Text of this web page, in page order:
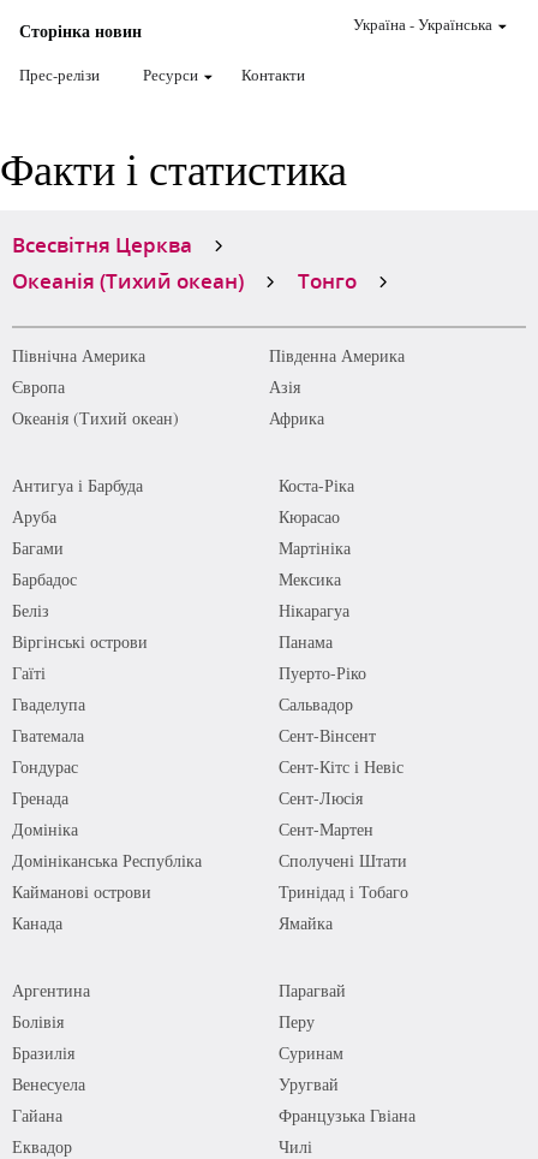
Сторінка новин
Прес-релізи Ресурси Контакти
Україна-Українська
Факти і статистика
Всесвітня Церква
Океанія (Тихий океан)
Тонго
Північна Америка
Південна Америка
Європа
Азія
Океанія (Тихий океан)
Африка
Антигуа і Барбуда
Аруба
Багами
Барбадос
Беліз
Віргінські острови
Гаїті
Гваделупа
Гватемала
Гондурас
Гренада
Домініка
Домініканська Республіка
Кайманові острови
Канада
Коста-Ріка
Кюрасао
Мартініка
Мексика
Нікарагуа
Панама
Пуерто-Ріко
Сальвадор
Сент-Вінсент
Сент-Кітс і Невіс
Сент-Люсія
Сент-Мартен
Сполучені Штати
Тринідад і Тобаго
Ямайка
Аргентина
Болівія
Бразилія
Венесуела
Гайана
Еквадор
Парагвай
Перу
Суринам
Уругвай
Французька Гвіана
Чилі